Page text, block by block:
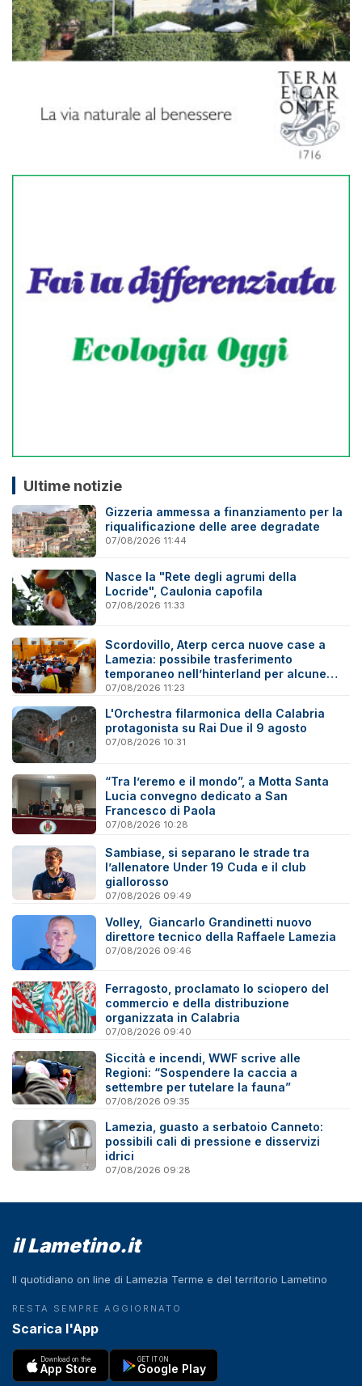
Ultime notizie
Gizzeria ammessa a finanziamento per la
riqualificazione delle aree degradate
07/08/2026 11:44
Nasce la "Rete degli agrumi della
Locride", Caulonia capofila
07/08/2026 11:33
Scordovillo, Aterp cerca nuove case a
Lamezia: possibile trasferimento
temporaneo nell’hinterland per alcune
famiglie
07/08/2026 11:23
L'Orchestra filarmonica della Calabria
protagonista su Rai Due il 9 agosto
07/08/2026 10:31
“Tra l’eremo e il mondo”, a Motta Santa
Lucia convegno dedicato a San
Francesco di Paola
07/08/2026 10:28
Sambiase, si separano le strade tra
l’allenatore Under 19 Cuda e il club
giallorosso
07/08/2026 09:49
Volley, Giancarlo Grandinetti nuovo
direttore tecnico della Raffaele Lamezia
07/08/2026 09:46
Ferragosto, proclamato lo sciopero del
commercio e della distribuzione
organizzata in Calabria
07/08/2026 09:40
Siccità e incendi, WWF scrive alle
Regioni: “Sospendere la caccia a
settembre per tutelare la fauna”
07/08/2026 09:35
Lamezia, guasto a serbatoio Canneto:
possibili cali di pressione e disservizi
idrici
07/08/2026 09:28
il Lametino.it
Il quotidiano on line di Lamezia Terme e del territorio Lametino
RESTA SEMPRE AGGIORNATO
Scarica l'App
Download on the
App Store
GET IT ON
Google Play